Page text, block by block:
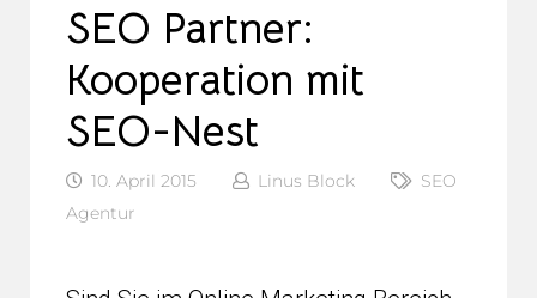
SEO Partner:
Kooperation mit
SEO-Nest
10. April 2015 Linus Block
SEO
Agentur